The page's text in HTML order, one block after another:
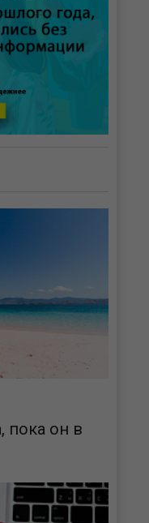
пока он в